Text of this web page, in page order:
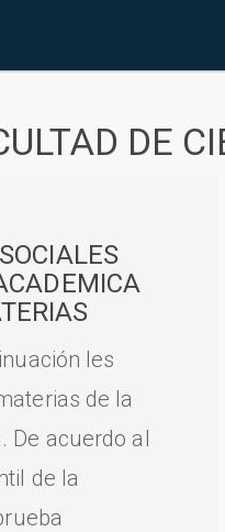
DE
les
de la
De acuerdo al
de la